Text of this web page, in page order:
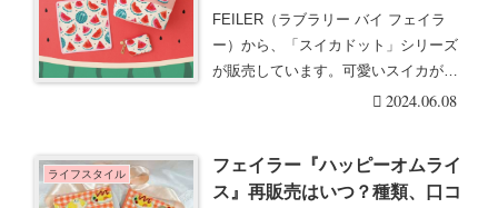
再販売はいつ？
FEILER（ラブラリー バイ フェイラ
ー）から、「スイカドット」シリーズ
が販売しています。可愛いスイカがド
ット柄になっ・・・続きを読む2024.06.08
ライフスタイル
フェイラー『ハッピーオムライ
ス』再販売はいつ？種類、口コ